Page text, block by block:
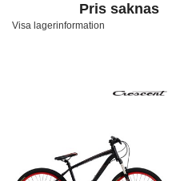
Pris saknas
Visa lagerinformation